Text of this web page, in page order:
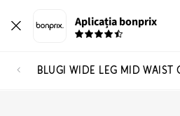
Aplicația bonprix